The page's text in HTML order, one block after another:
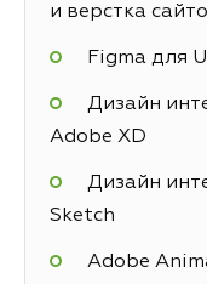
и верстка
Figma для
Дизайн
Adobe XD
Дизайн
Sketch
Adobe